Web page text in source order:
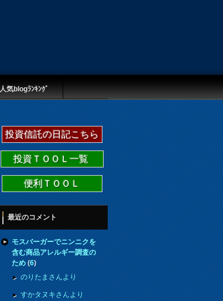
人気blogﾗﾝｷﾝｸﾞ
投資信託の日記こちら
投資ＴＯＯＬ一覧
便利ＴＯＯＬ
最近のコメント
モスバーガーでニンニクを
含む商品アレルギー調査の
ため(6)
のりたまさんより
すかタヌキさんより